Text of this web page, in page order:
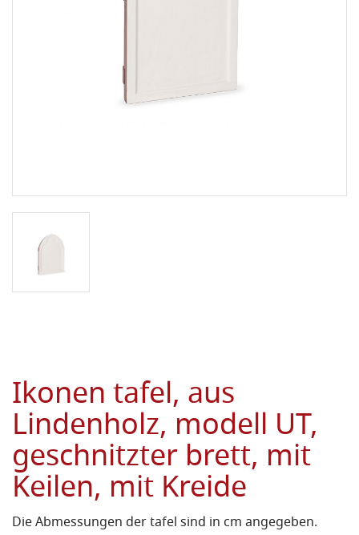
Ikonen tafel, aus
Lindenholz, modell UT,
geschnitzter brett, mit
Keilen, mit Kreide
Die Abmessungen der tafel sind in cm angegeben.